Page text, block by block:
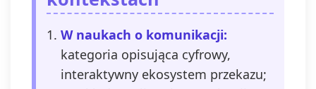
W naukach o komunikacji:
kategoria opisująca cyfrowy,
interaktywny ekosystem przekazu;